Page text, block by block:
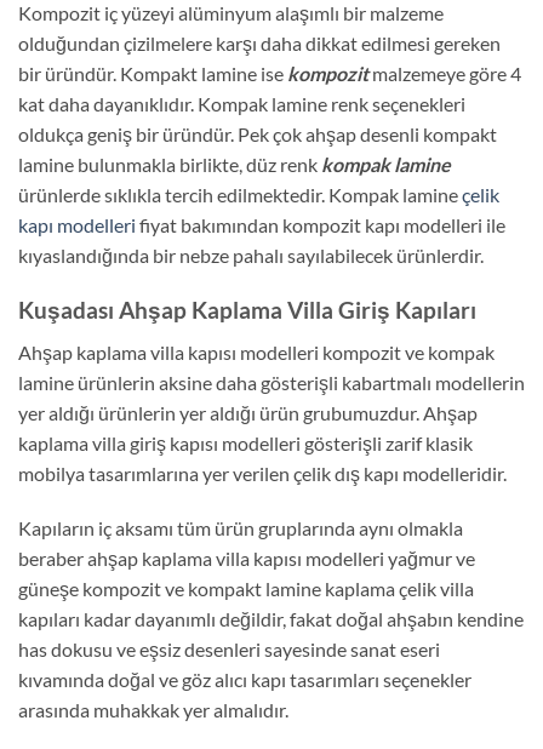
Kompozit iç yüzeyi alüminyum alaşımlı bir malzeme
olduğundan çizilmelere karşı daha dikkat edilmesi gereken
bir üründür. Kompakt lamine ise kompozit malzemeye göre 4
kat daha dayanıklıdır. Kompak lamine renk seçenekleri
oldukça geniş bir üründür. Pek çok ahşap desenli kompakt
lamine bulunmakla birlikte, düz renk kompak lamine
ürünlerde sıklıkla tercih edilmektedir. Kompak lamineçelik
kapı modelleri fiyat bakımından kompozit kapı modelleri ile
kıyaslandığında bir nebze pahalı sayılabilecek ürünlerdir.
Kuşadası Ahşap Kaplama Villa Giriş Kapıları
Ahşap kaplama villa kapısı modelleri kompozit ve kompak
lamine ürünlerin aksine daha gösterişli kabartmalı modellerin
yer aldığı ürünlerin yer aldığı ürün grubumuzdur. Ahşap
kaplama villa giriş kapısı modelleri gösterişli zarif klasik
mobilya tasarımlarına yer verilen çelik dış kapı modelleridir.
Kapıların iç aksamı tüm ürün gruplarında aynı olmakla
beraber ahşap kaplama villa kapısı modelleri yağmur ve
güneşe kompozit ve kompakt lamine kaplama çelik villa
kapıları kadar dayanımlı değildir, fakat doğal ahşabın kendine
has dokusu ve eşsiz desenleri sayesinde sanat eseri
kıvamında doğal ve göz alıcı kapı tasarımları seçenekler
arasında muhakkak yer almalıdır.